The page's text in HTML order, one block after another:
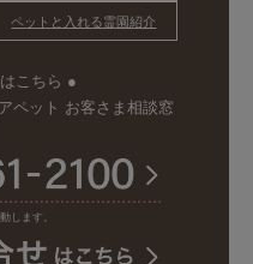
ペットと入れる霊園紹介
こちら ●
ペット お客さま相談窓
します。